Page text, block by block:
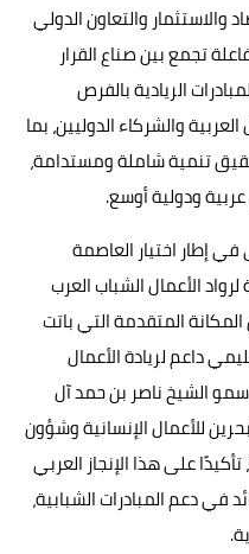
والاستثمار والتعاون الدولي
تجمع بين صناع القرار
الريادية بالفرص
والشركاء الدوليين، بما
تنمية شاملة ومستدامة،
ودولية أوسع.
إطار اختيار العاصمة
الأعمال الشباب العرب
المكانة المتقدمة التي باتت
داعم لريادة الأعمال
الشيخ ناصر بن حمد آل
للأعمال الإنسانية وشؤون
على هذا الإنجاز العربي
في دعم المبادرات الشبابية،